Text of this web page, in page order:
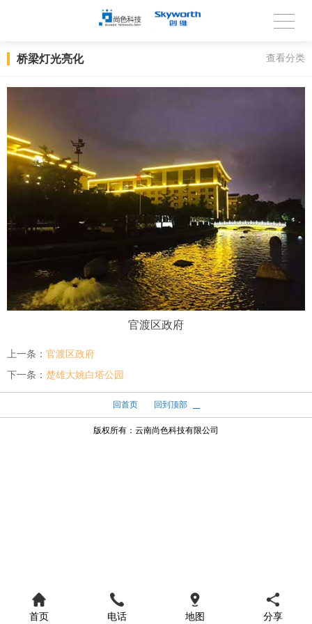
桥梁灯光亮化 查看分类
官渡区政府
上一条： 官渡区政府
下一条： 楚雄大姚白塔公园
回首页 回到顶部
版权所有： 云南尚色科技有限公司
首页 电话 地图 分享